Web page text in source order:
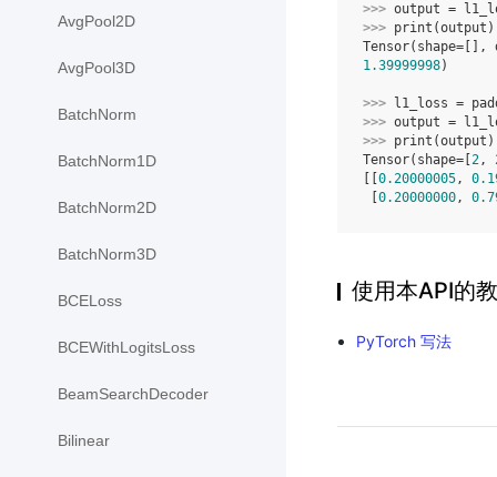
AvgPool2D
AvgPool3D
BatchNorm
BatchNorm1D
BatchNorm2D
BatchNorm3D
BCELoss
BCEWithLogitsLoss
BeamSearchDecoder
Bilinear
>>> output =
>>> print (output )
Tensor(shape=[],
1.39999998)
>>> l1_loss =
>>> output =
>>> print (output )
Tensor(shape=[ 2,
0.20000005,
0.20000000,
使用本API的
PyTorch 写法